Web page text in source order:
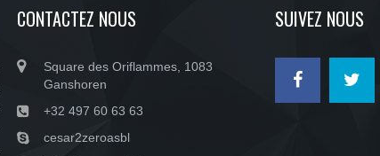
CONTACTEZ NOUS
Square des Oriflammes, 1083
Ganshoren
+32 497 60 63 63
cesar2zeroasbl
SUIVEZ NOUS